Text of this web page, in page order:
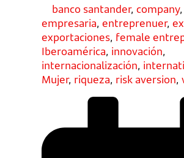
banco santander, company,
empresaria, entreprenuer,
exportaciones, female
Iberoamérica, innovación,
internacionalización,
Mujer, riqueza, risk aversion,